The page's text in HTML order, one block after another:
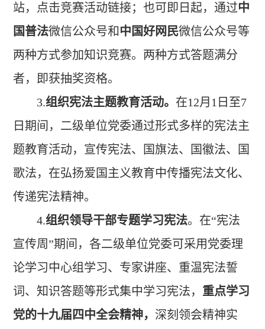
站，点击竞赛活动链接；也可即日起，通过中
国普法微信公众号和 中国好网民微信公众号等
两种方式参加知识竞赛。两种方式答题满分
者，即获抽奖资格。
3.组织宪法主题教育活动。 在12月1日至7
日期间，二级单位党委通过形式多样的宪法主
题教育活动，宣传宪法、国旗法、国徽法、国
歌法，在弘扬爱国主义教育中传播宪法文化、
传递宪法精神。
4.组织领导干部专题学习宪法。在“宪法
宣传周”期间，各二级单位党委可采用党委理
论学习中心组学习、专家讲座、重温宪法誓
词、知识答题等形式集中学习宪法， 重点学习
党的十九届四中全会精神， 深刻领会精神实